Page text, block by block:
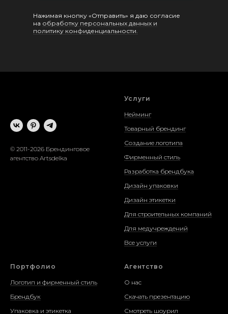
Нажимая кнопку «Отправить» я даю согласие
на обработку персональных данных и
политику конфиденциальности.
© 2011-2026 Брендинговое
агентство Artsdelka
Услуги
Нейминг
Товарный брендинг
Создание логотипа
Фирменный стиль
Разработка брендбука
Дизайн упаковки
Дизайн этикетки
Для строительных компаний
Для медучреждений
Все услуги
Портфолио
Логотип и фирменный стиль
Брендбук
Упаковка и этикетка
Агентство
О нас
Скачать презентацию
Смотреть шоурил